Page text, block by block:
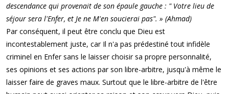
descendance qui provenait de son épaule gauche : " Votre lieu de
séjour sera l'Enfer, et Je ne M'en soucierai pas". » (Ahmad)
Par conséquent, il peut être conclu que Dieu est
incontestablement juste, car Il n'a pas prédestiné tout infidèle
criminel en Enfer sans le laisser choisir sa propre personnalité,
ses opinions et ses actions par son libre-arbitre, jusqu'à même le
laisser faire de graves maux. Surtout que le libre-arbitre de l'être